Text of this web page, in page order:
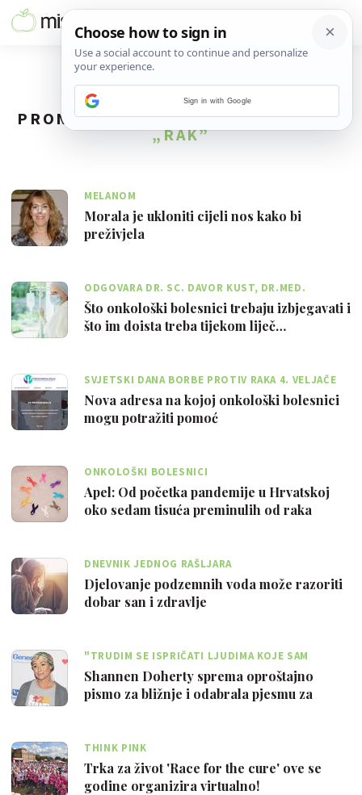
PRONAĐENO255REZULTATA ZA TAG
„RAK”
MELANOM
Morala je ukloniti cijeli nos kako bi
preživjela
ODGOVARA DR. SC. DAVOR KUST, DR.MED.
KLINIČKI ONKOLOG
Što onkološki bolesnici trebaju izbjegavati i
što im doista treba tijekom liječ…
SVJETSKI DANA BORBE PROTIV RAKA 4. VELJAČE
Nova adresa na kojoj onkološki bolesnici
mogu potražiti pomoć
ONKOLOŠKI BOLESNICI
Apel: Od početka pandemije u Hrvatskoj
oko sedam tisuća preminulih od raka
DNEVNIK JEDNOG RAŠLJARA
Djelovanje podzemnih voda može razoriti
dobar san i zdravlje
"TRUDIM SE ISPRIČATI LJUDIMA KOJE SAM
POVRIJEDILA"
Shannen Doherty sprema oproštajno
pismo za bližnje i odabrala pjesmu za
THINK PINK
Trka za život 'Race for the cure' ove se
godine organizira virtualno!
Sign in with Google